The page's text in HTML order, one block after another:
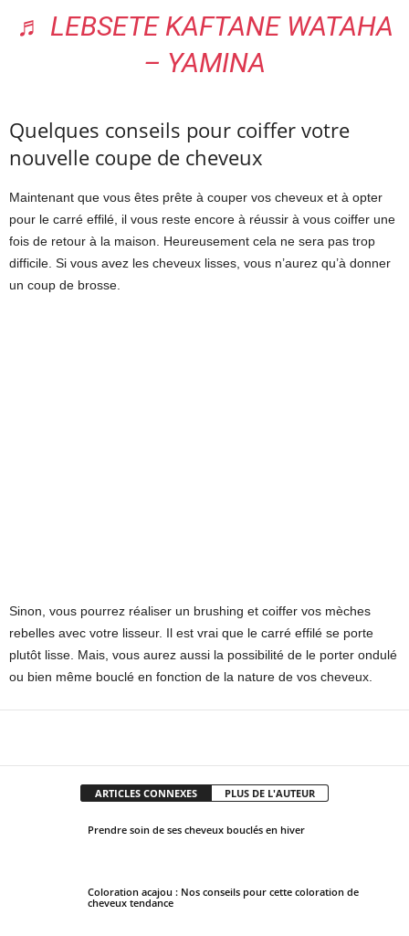
♬ LEBSETE KAFTANE WATAHA
– YAMINA
Quelques conseils pour coiffer votre
nouvelle coupe de cheveux
Maintenant que vous êtes prête à couper vos cheveux et à opter
pour le carré effilé, il vous reste encore à réussir à vous coiffer une
fois de retour à la maison. Heureusement cela ne sera pas trop
difficile. Si vous avez les cheveux lisses, vous n’aurez qu’à donner
un coup de brosse.
Sinon, vous pourrez réaliser un brushing et coiffer vos mèches
rebelles avec votre lisseur. Il est vrai que le carré effilé se porte
plutôt lisse. Mais, vous aurez aussi la possibilité de le porter ondulé
ou bien même bouclé en fonction de la nature de vos cheveux.
ARTICLES CONNEXES PLUS DE L'AUTEUR
Prendre soin de ses cheveux bouclés en hiver
Coloration acajou : Nos conseils pour cette coloration de
cheveux tendance